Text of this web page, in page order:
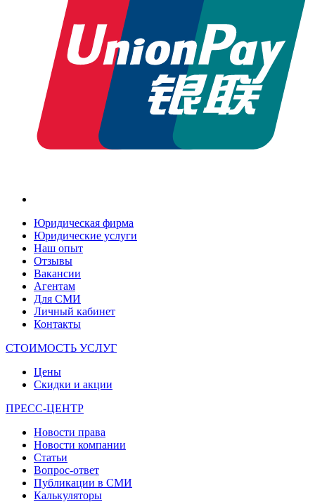
Юридическая фирма
Юридические услуги
Наш опыт
Отзывы
Вакансии
Агентам
Для СМИ
Личный кабинет
Контакты
СТОИМОСТЬ УСЛУГ
Цены
Скидки и акции
ПРЕСС-ЦЕНТР
Новости права
Новости компании
Статьи
Вопрос-ответ
Публикации в СМИ
Калькуляторы